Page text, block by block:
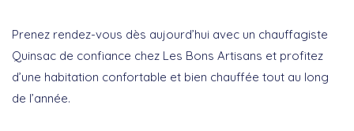
Prenez rendez-vous dès aujourd’hui avec un chauffagiste
Quinsac de confiance chez Les Bons Artisans et profitez
d’une habitation confortable et bien chauffée tout au long
de l’année.